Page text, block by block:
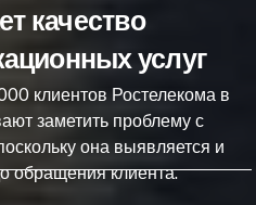
качество
услуг
клиентов Ростелекома в
заметить проблему с
она выявляется и
обращения клиента.